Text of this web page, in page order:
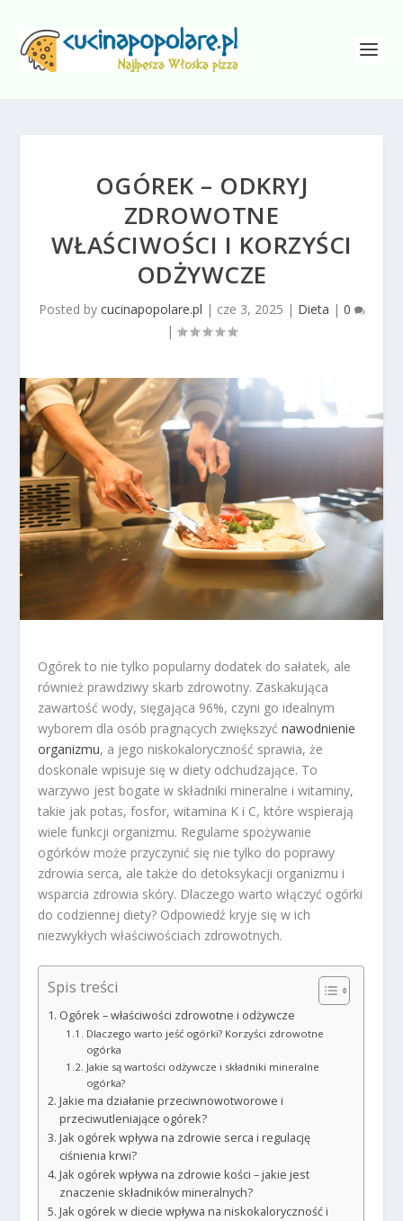
OGÓREK – ODKRYJ
ZDROWOTNE
WŁAŚCIWOŚCI I KORZYŚCI
ODŻYWCZE
Posted by cucinapopolare.pl | cze 3, 2025 | Dieta | 0
|
Ogórek to nie tylko popularny dodatek do sałatek, ale
również prawdziwy skarb zdrowotny. Zaskakująca
zawartość wody, sięgająca 96%, czyni go idealnym
wyborem dla osób pragnących zwiększyćnawodnienie
organizmu, a jego niskokaloryczność sprawia, że
doskonale wpisuje się w diety odchudzające. To
warzywo jest bogate w składniki mineralne i witaminy,
takie jak potas, fosfor, witamina K i C, które wspierają
wiele funkcji organizmu. Regularne spożywanie
ogórków może przyczynić się nie tylko do poprawy
zdrowia serca, ale także do detoksykacji organizmu i
wsparcia zdrowia skóry. Dlaczego warto włączyć ogórki
do codziennej diety? Odpowiedź kryje się w ich
niezwykłych właściwościach zdrowotnych.
Spis treści
Ogórek – właściwości zdrowotne i odżywcze
Dlaczego warto jeść ogórki? Korzyści zdrowotne
ogórka
Jakie są wartości odżywcze i składniki mineralne
ogórka?
Jakie ma działanie przeciwnowotworowe i
przeciwutleniające ogórek?
Jak ogórek wpływa na zdrowie serca i regulację
ciśnienia krwi?
Jak ogórek wpływa na zdrowie kości – jakie jest
znaczenie składników mineralnych?
Jak ogórek w diecie wpływa na niskokaloryczność i